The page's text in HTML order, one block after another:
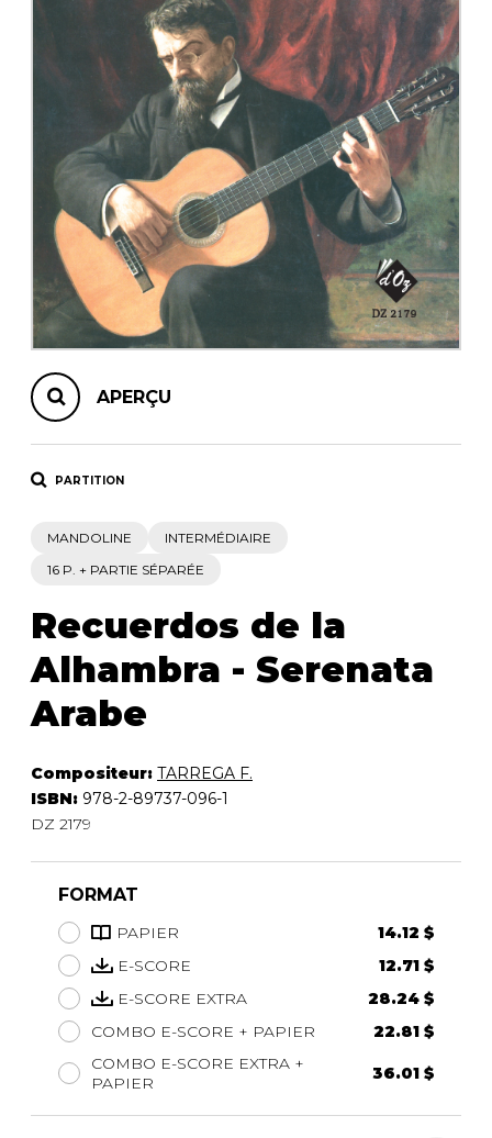
AUTRES PRODUITS
APERÇU
PARTITION
MANDOLINE
INTERMÉDIAIRE
16 P. + PARTIE SÉPARÉE
Recuerdos de la
Alhambra - Serenata
Arabe
Compositeur: TARREGA F.
ISBN: 978-2-89737-096-1
DZ 2179
FORMAT
PAPIER
14.12 $
E-SCORE
12.71 $
E-SCORE EXTRA
28.24 $
COMBO E-SCORE + PAPIER
22.81 $
COMBO E-SCORE EXTRA +
PAPIER
36.01 $